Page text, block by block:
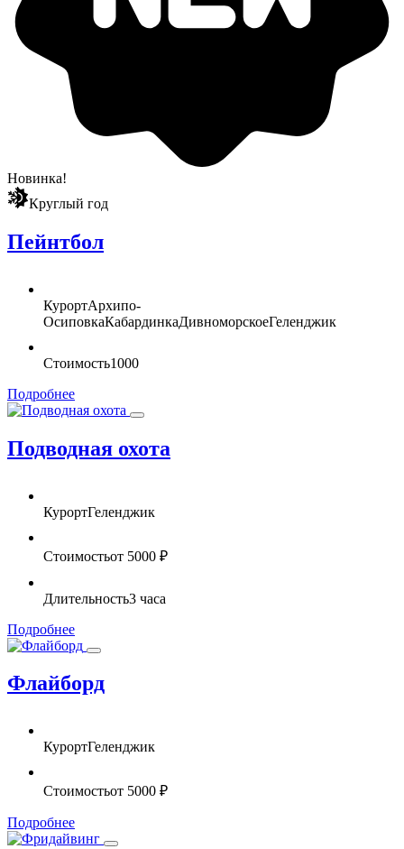
Новинка!
Круглый год
Пейнтбол
КурортАрхипо-
ОсиповкаКабардинкаДивноморскоеГеленджик
Стоимость1000
Подробнее
Подводная охота
КурортГеленджик
Стоимостьот 5000 ₽
Длительность3 часа
Подробнее
Флайборд
КурортГеленджик
Стоимостьот 5000 ₽
Подробнее